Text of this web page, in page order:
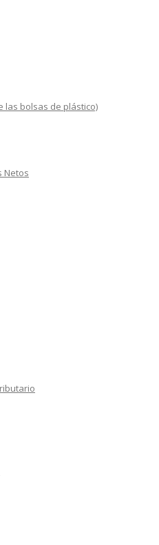
las bolsas de plástico)
Netos